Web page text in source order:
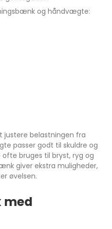
og håndvægte:
belastningen fra
passer godt til skuldre og
bruges til bryst, ryg og
giver ekstra muligheder,
øvelsen.